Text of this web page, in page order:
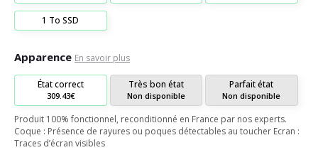
1 To SSD
Apparence En savoir plus
État correct
309.43€
Très bon état
Non disponible
Parfait état
Non disponible
Produit 100% fonctionnel, reconditionné en France par nos experts.
Coque : Présence de rayures ou poques détectables au toucher Ecran :
Traces d’écran visibles